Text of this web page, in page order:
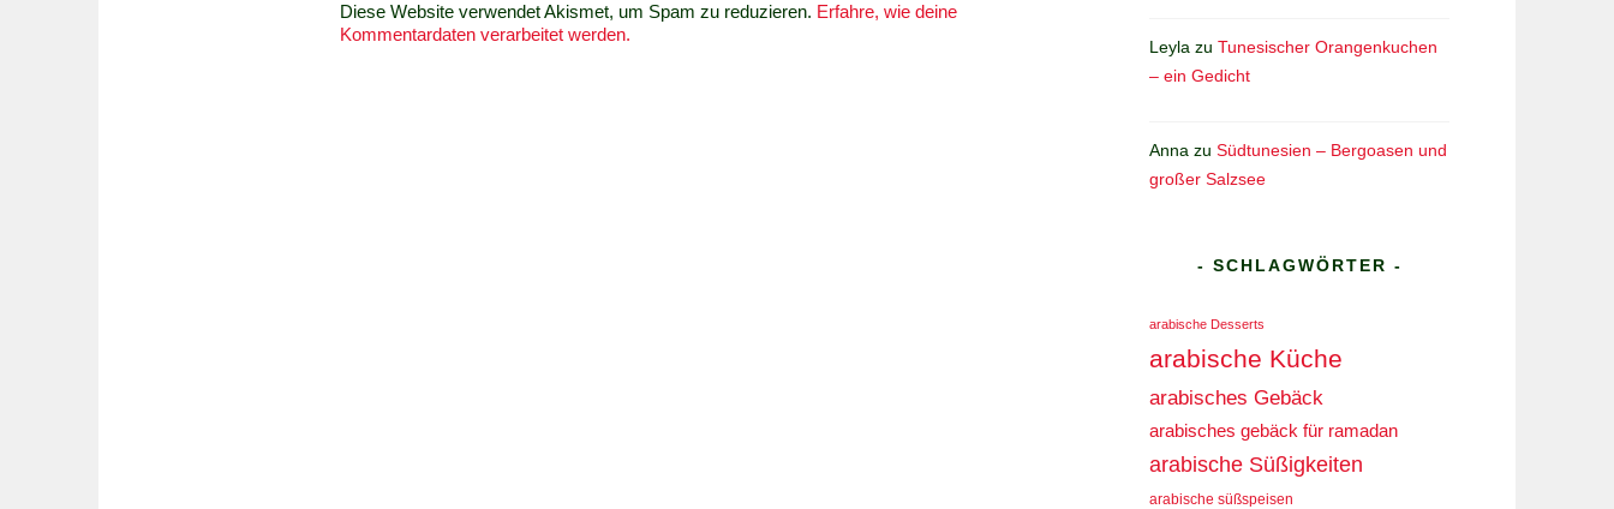
Diese Website verwendet Akismet, um Spam zu reduzieren. Erfahre, wie deine
Kommentardaten verarbeitet werden.
Leyla zu Tunesischer Orangenkuchen
– ein Gedicht
Anna zu Südtunesien – Bergoasen und
großer Salzsee
- SCHLAGWÖRTER -
arabische Desserts
arabische Küche
arabisches Gebäck
arabisches gebäck für ramadan
arabische Süßigkeiten
arabische süßspeisen